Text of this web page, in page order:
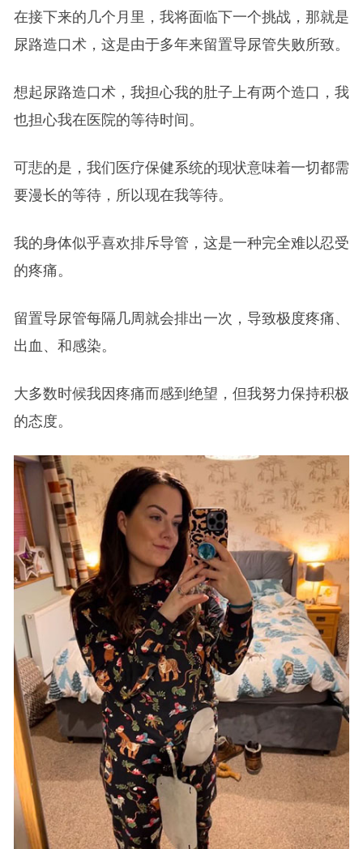
在接下来的几个月里，我将面临下一个挑战，那就是
尿路造口术，这是由于多年来留置导尿管失败所致。
想起尿路造口术，我担心我的肚子上有两个造口，我
也担心我在医院的等待时间。
可悲的是，我们医疗保健系统的现状意味着一切都需
要漫长的等待，所以现在我等待。
我的身体似乎喜欢排斥导管，这是一种完全难以忍受
的疼痛。
留置导尿管每隔几周就会排出一次，导致极度疼痛、
出血、和感染。
大多数时候我因疼痛而感到绝望，但我努力保持积极
的态度。